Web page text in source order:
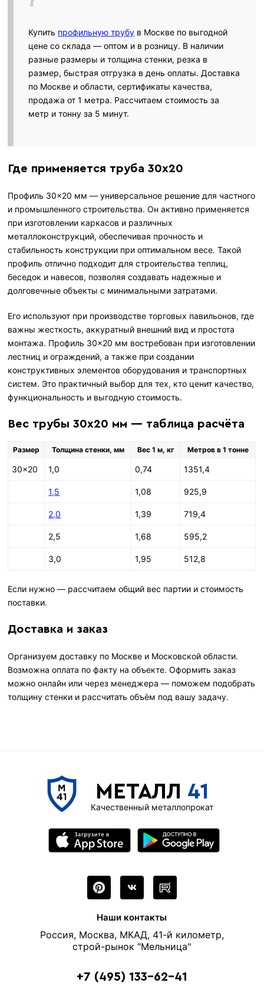
Купить профильную трубу в Москве по выгодной
цене со склада — оптом и в розницу. В наличии
разные размеры и толщина стенки, резка в
размер, быстрая отгрузка в день оплаты. Доставка
по Москве и области, сертификаты качества,
продажа от 1 метра. Рассчитаем стоимость за
метр и тонну за 5 минут.
Где применяется труба 30х20
Профиль 30×20 мм — универсальное решение для частного
и промышленного строительства. Он активно применяется
при изготовлении каркасов и различных
металлоконструкций, обеспечивая прочность и
стабильность конструкции при оптимальном весе. Такой
профиль отлично подходит для строительства теплиц,
беседок и навесов, позволяя создавать надежные и
долговечные объекты с минимальными затратами.
Его используют при производстве торговых павильонов, где
важны жесткость, аккуратный внешний вид и простота
монтажа. Профиль 30×20 мм востребован при изготовлении
лестниц и ограждений, а также при создании
конструктивных элементов оборудования и транспортных
систем. Это практичный выбор для тех, кто ценит качество,
функциональность и выгодную стоимость.
Вес трубы 30х20 мм — таблица расчёта
Размер Толщина стенки, мм Вес 1 м, кг Метров в 1 тонне
30×20 1,0 0,74 1351,4
1,5 1,08 925,9
2,0 1,39 719,4
2,5 1,68 595,2
3,0 1,95 512,8
Если нужно — рассчитаем общий вес партии и стоимость
поставки.
Доставка и заказ
Организуем доставку по Москве и Московской области.
Возможна оплата по факту на объекте. Оформить заказ
можно онлайн или через менеджера — поможем подобрать
толщину стенки и рассчитать объём под вашу задачу.
МЕТАЛЛ 41
Качественный металлопрокат
Наши контакты
Россия, Москва, МКАД, 41-й километр,
строй-рынок "Мельница"
+7 (495) 133-62-41